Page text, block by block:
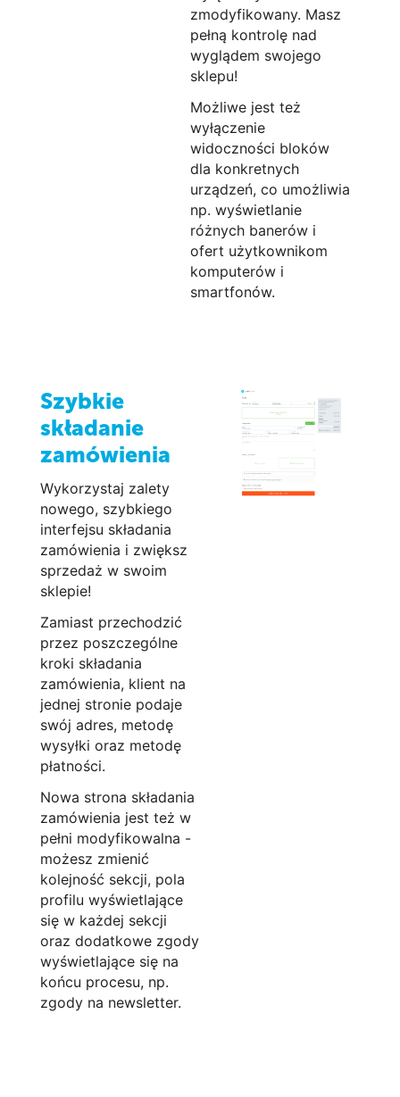
zmodyfikowany. Masz
pełną kontrolę nad
wyglądem swojego
sklepu!
Możliwe jest też
wyłączenie
widoczności bloków
dla konkretnych
urządzeń, co umożliwia
np. wyświetlanie
różnych banerów i
ofert użytkownikom
komputerów i
smartfonów.
Szybkie
składanie
zamówienia
Wykorzystaj zalety
nowego, szybkiego
interfejsu składania
zamówienia i zwiększ
sprzedaż w swoim
sklepie!
Zamiast przechodzić
przez poszczególne
kroki składania
zamówienia, klient na
jednej stronie podaje
swój adres, metodę
wysyłki oraz metodę
płatności.
Nowa strona składania
zamówienia jest też w
pełni modyfikowalna -
możesz zmienić
kolejność sekcji, pola
profilu wyświetlające
się w każdej sekcji
oraz dodatkowe zgody
wyświetlające się na
końcu procesu, np.
zgody na newsletter.